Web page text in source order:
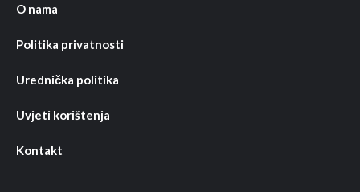
O nama
Politika privatnosti
Urednička politika
Uvjeti korištenja
Kontakt